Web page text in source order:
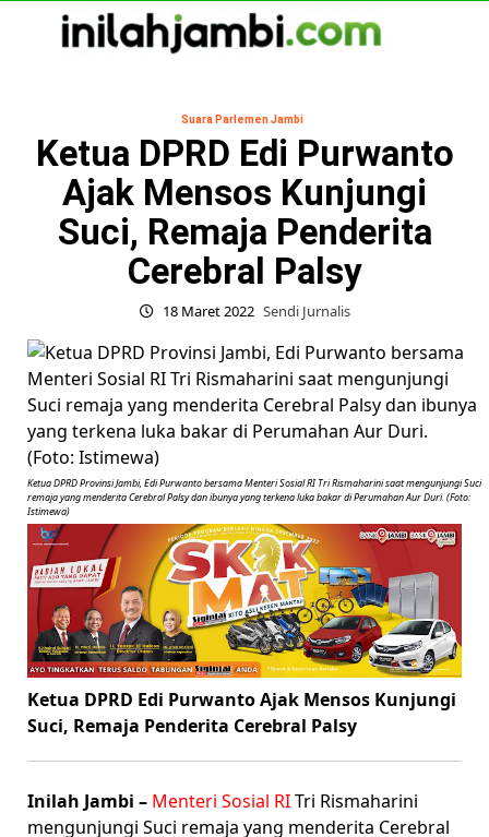
Suara Parlemen Jambi
Ketua DPRD Edi Purwanto
Ajak Mensos Kunjungi
Suci, Remaja Penderita
Cerebral Palsy
18 Maret 2022 Sendi Jurnalis
Ketua DPRD Provinsi Jambi, Edi Purwanto bersama Menteri Sosial RI Tri Rismaharini saat mengunjungi Suci
remaja yang menderita Cerebral Palsy dan ibunya yang terkena luka bakar di Perumahan Aur Duri. (Foto:
Istimewa)
Ketua DPRD Edi Purwanto Ajak Mensos Kunjungi
Suci, Remaja Penderita Cerebral Palsy
Inilah Jambi – Menteri Sosial RITri Rismaharini
mengunjungi Suci remaja yang menderita Cerebral